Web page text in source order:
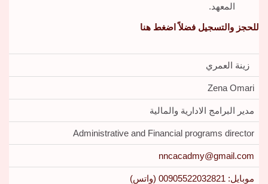
المعهد.
للحجز والتسجيل فضلاً اضغط هنا
زينة العمري
Zena Omari
مدير البرامج الادارية والمالية
Administrative and Financial programs director
nncacadmy@gmail.com
موبايل: 00905522032821 (واتس)